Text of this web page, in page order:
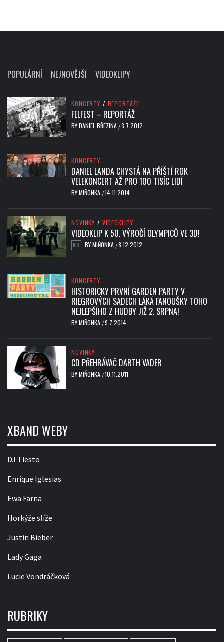
POPULÁRNÍ NEJNOVĚJŠÍ VIDEOKLIPY
KONCERTY / REPORTÁŽE
FELFEST – REPORTÁŽ
BYDANIEL BŘEZINA /3.7.2012
KONCERTY
DANIEL LANDA CHYSTÁ NA PŘÍŠTÍ ROK
VELEKONCERT AŽ PRO 100 TISÍC LIDÍ
BYMIŇONKA /14.11.2014
NOVINKY / VIDEOKLIPY
VIDEOKLIP K 50. VÝROČÍ OLYMPICŮ VE 3D!
BYMIŇONKA /8.12.2012
KONCERTY
HISTORICKY PRVNÍ GARDEN PARTY V
RIEGROVÝCH SADECH LÁKÁ FANOUŠKY TOHO
NEJLEPŠÍHO Z HUDBY JIŽ 2. SRPNA!
BYMIŇONKA /9.7.2014
NOVINKY
CD PŘEHRÁVAČ DARTH VADER
BYMIŇONKA /10.11.2011
XBAND WEBY
DJ Tiësto
Enrique Iglesias
Ewa Farna
Horkýže slíže
Justin Bieber
Lady Gaga
Lucie Vondráčková
RUBRIKY